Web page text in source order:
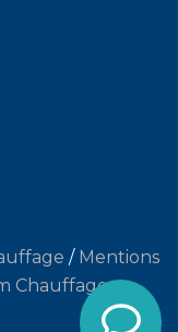
/ Mentions
Chauffage